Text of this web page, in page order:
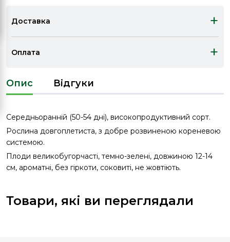
Доставка +
Оплата +
Опис Відгуки
Середньоранній (50-54 дні), високопродуктивний сорт.
Рослина довгоплетиста, з добре розвиненою кореневою
системою.
Плоди великобугорчасті, темно-зелені, довжиною 12-14
см, ароматні, без гіркоти, соковиті, не жовтіють.
Товари, які ви переглядали